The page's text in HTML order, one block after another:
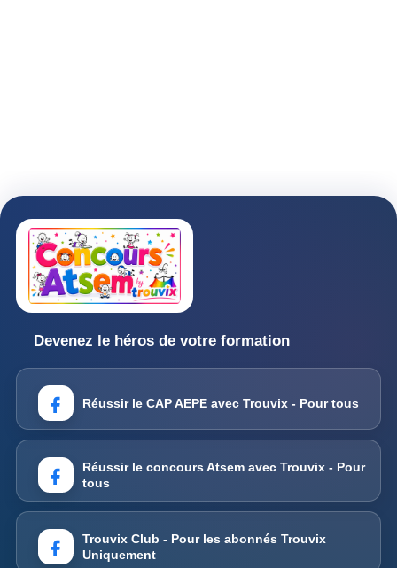
Devenez le héros de votre formation
Réussir le CAP AEPE avec Trouvix - Pour tous
Réussir le concours Atsem avec Trouvix - Pour
tous
Trouvix Club - Pour les abonnés Trouvix
Uniquement